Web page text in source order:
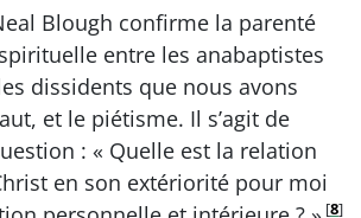
Blough confirme la parenté
entre les anabaptistes
dissidents que nous avons
et le piétisme. Il s’agit de
: « Quelle est la relation
en son extériorité pour moi
[8]